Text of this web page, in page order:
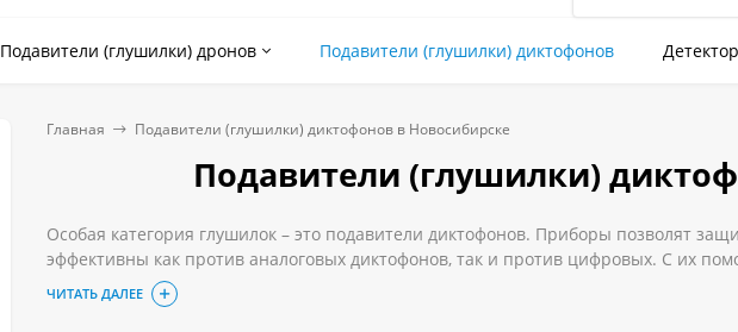
Подавители (глушилки) дронов Подавители (глушилки) диктофонов
Главная Подавители (глушилки) диктофонов в Новосибирске
Подавители (глушилки)
Особая категория глушилок – это подавители диктофонов. Приборы позволят
эффективны как против аналоговых диктофонов, так и против цифровых. С их
совещании, но также во время разговора по телефону. Высокая эффективность
Выгодно купить качественный подавитель диктофонов и микрофонов в
ЧИТАТЬ ДАЛЕЕ